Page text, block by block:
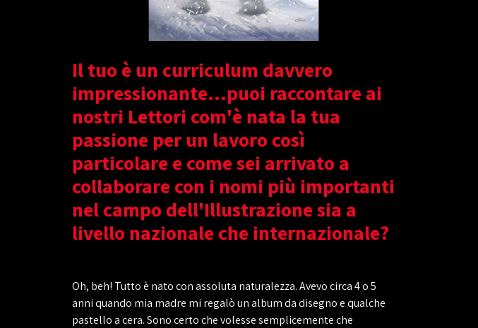
Il tuo è un curriculum davvero
impressionante...puoi raccontare ai
nostri Lettori com'è nata la tua
passione per un lavoro così
particolare e come sei arrivato a
collaborare con i nomi più importanti
nel campo dell'Illustrazione sia a
livello nazionale che internazionale?
Oh, beh! Tutto è nato con assoluta naturalezza. Avevo circa 4 o 5
anni quando mia madre mi regalò un album da disegno e qualche
pastello a cera. Sono certo che volesse semplicemente che